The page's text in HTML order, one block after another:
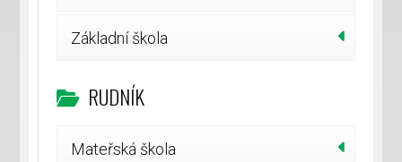
Základní škola
RUDNÍK
Mateřská škola